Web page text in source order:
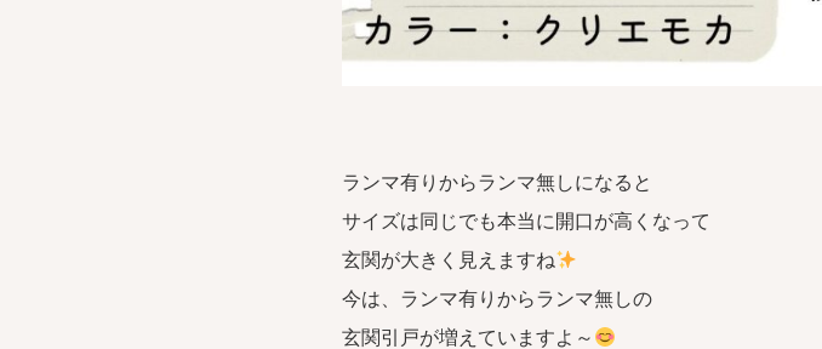
ランマ有りからランマ無しになると
サイズは同じでも本当に開口が高くなって
玄関が大きく見えますね
今は、ランマ有りからランマ無しの
玄関引戸が増えていますよ～